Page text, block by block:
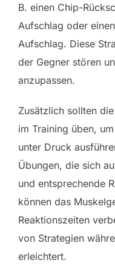
B. einen Chip-
Aufschlag oder
Aufschlag. Diese
der Gegner stören
anzupassen.
Zusätzlich sollten
im Training üben,
unter Druck
Übungen, die sich
und entsprechende
können das
Reaktionszeiten
von Strategien
erleichtert.